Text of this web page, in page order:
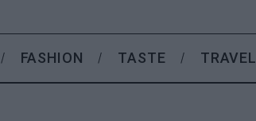
FASHION TASTE TRAVEL